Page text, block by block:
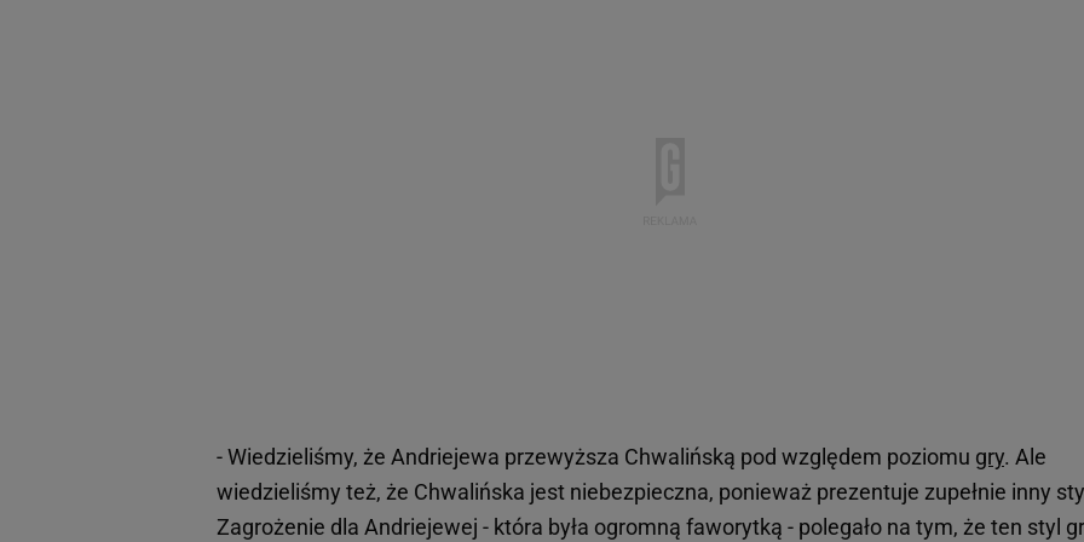
- Wiedzieliśmy, że Andriejewa przewyższa Chwalińską pod względem poziomu gry. Ale
wiedzieliśmy też, że Chwalińska jest niebezpieczna, ponieważ prezentuje zupełnie inny
Zagrożenie dla Andriejewej - która była ogromną faworytką - polegało na tym, że ten styl